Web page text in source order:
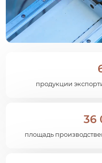
продукции
36
площадь